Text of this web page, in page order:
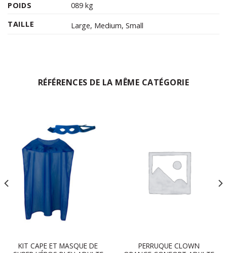
POIDS
089 kg
TAILLE
Large, Medium,Small
RÉFÉRENCES DE LA MÊME CATÉGORIE
KIT CAPE ET MASQUE DE
PERRUQUE CLOWN